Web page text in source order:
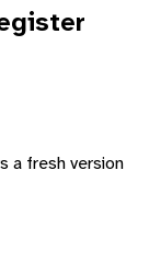
a fresh version